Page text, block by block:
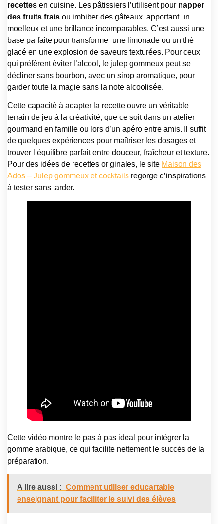
recettes en cuisine. Les pâtissiers l’utilisent pour napper
des fruits frais ou imbiber des gâteaux, apportant un
moelleux et une brillance incomparables. C’est aussi une
base parfaite pour transformer une limonade ou un thé
glacé en une explosion de saveurs texturées. Pour ceux
qui préfèrent éviter l’alcool, le julep gommeux peut se
décliner sans bourbon, avec un sirop aromatique, pour
garder toute la magie sans la note alcoolisée.
Cette capacité à adapter la recette ouvre un véritable
terrain de jeu à la créativité, que ce soit dans un atelier
gourmand en famille ou lors d’un apéro entre amis. Il suffit
de quelques expériences pour maîtriser les dosages et
trouver l’équilibre parfait entre douceur, fraîcheur et texture.
Pour des idées de recettes originales, le site Maison des
Ados – Julep gommeux et cocktails regorge d’inspirations
à tester sans tarder.
Cette vidéo montre le pas à pas idéal pour intégrer la
gomme arabique, ce qui facilite nettement le succès de la
préparation.
A lire aussi : Comment utiliser educartable
enseignant pour faciliter le suivi des élèves